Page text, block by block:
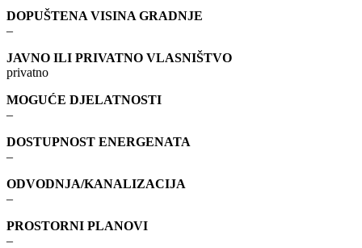
DOPUŠTENA VISINA GRADNJE
–
JAVNO ILI PRIVATNO VLASNIŠTVO
privatno
MOGUĆE DJELATNOSTI
–
DOSTUPNOST ENERGENATA
–
ODVODNJA/KANALIZACIJA
–
PROSTORNI PLANOVI
–